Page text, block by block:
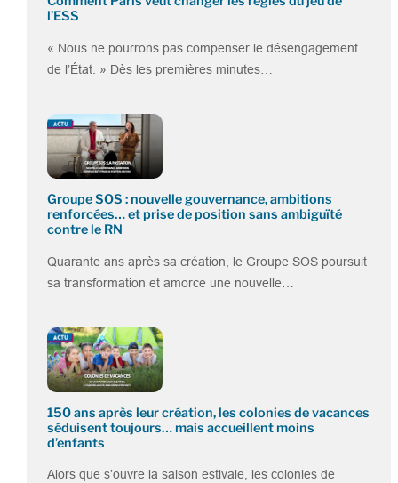
l’ESS
« Nous ne pourrons pas compenser le désengagement
de l’État. » Dès les premières minutes…
Groupe SOS : nouvelle gouvernance, ambitions
renforcées… et prise de position sans ambiguïté
contre le RN
Quarante ans après sa création, le Groupe SOS poursuit
sa transformation et amorce une nouvelle…
150 ans après leur création, les colonies de vacances
séduisent toujours… mais accueillent moins
d’enfants
Alors que s’ouvre la saison estivale, les colonies de